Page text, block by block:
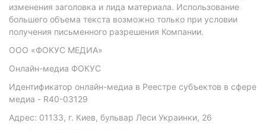
изменения заголовка и лида материала. Использование
большего объема текста возможно только при условии
получения письменного разрешения Компании.
ООО «ФОКУС МЕДИА»
Онлайн-медиа ФОКУС
Идентификатор онлайн-медиа в Реестре субъектов в сфере
медиа - R40-03129
Адрес: 01133, г. Киев, бульвар Леси Украинки, 26